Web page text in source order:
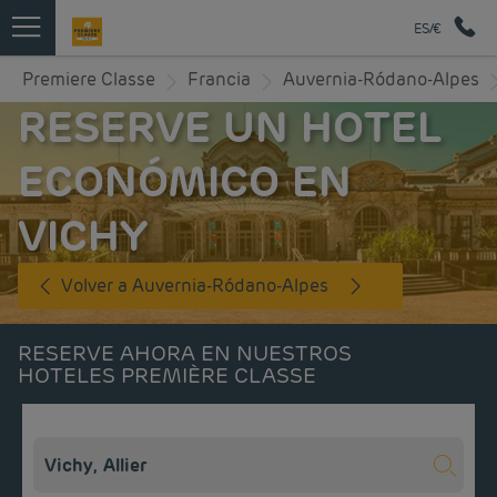
ES/€
Premiere Classe Francia Auvernia-Ródano-Alpes
RESERVE UN HOTEL
ECONÓMICO EN
VICHY
Volver a Auvernia-Ródano-Alpes
RESERVE AHORA EN NUESTROS
HOTELES PREMIÈRE CLASSE